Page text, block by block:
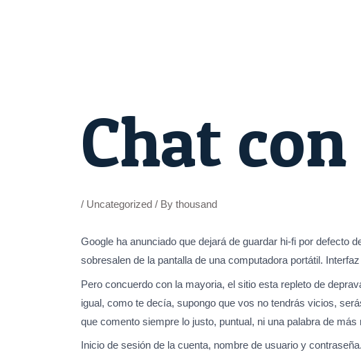
Chat
/ Uncategorized / By thousand
Google ha anunciado que dejará de guardar hi-fi por defecto
sobresalen de la pantalla de una computadora portátil.
Pero concuerdo con la mayoria, el sitio esta repleto de
igual, como te decía, supongo que vos no tendrás vicios,
que comento siempre lo justo, puntual, ni una palabra de
Inicio de sesión de la cuenta, nombre de usuario y